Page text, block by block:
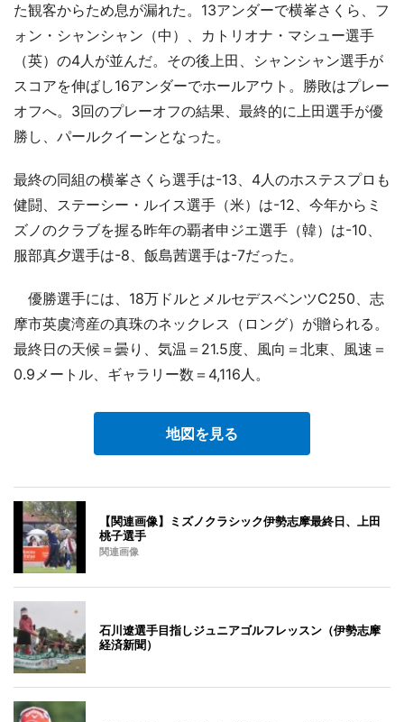
た観客からため息が漏れた。13アンダーで横峯さくら、フ
ォン・シャンシャン（中）、カトリオナ・マシュー選手
（英）の4人が並んだ。その後上田、シャンシャン選手が
スコアを伸ばし16アンダーでホールアウト。勝敗はプレー
オフへ。3回のプレーオフの結果、最終的に上田選手が優
勝し、パールクイーンとなった。
最終の同組の横峯さくら選手は-13、4人のホステスプロも
健闘、ステーシー・ルイス選手（米）は-12、今年からミ
ズノのクラブを握る昨年の覇者申ジエ選手（韓）は-10、
服部真夕選手は-8、飯島茜選手は-7だった。
優勝選手には、18万ドルとメルセデスベンツC250、志
摩市英虞湾産の真珠のネックレス（ロング）が贈られる。
最終日の天候＝曇り、気温＝21.5度、風向＝北東、風速＝
0.9メートル、ギャラリー数＝4,116人。
地図を見る
【関連画像】ミズノクラシック伊勢志摩最終日、上田
桃子選手
関連画像
石川遼選手目指しジュニアゴルフレッスン（伊勢志摩
経済新聞）